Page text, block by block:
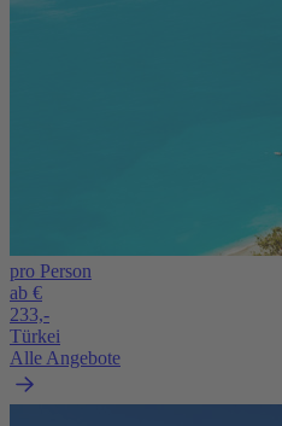
pro Person
ab €
233,-
Türkei
Alle Angebote